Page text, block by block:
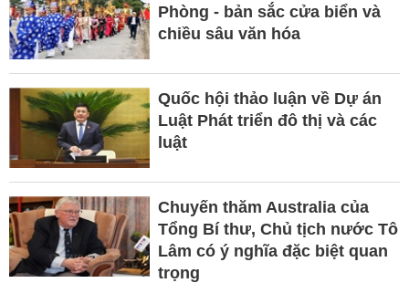
Phòng - bản sắc cửa biển và
chiều sâu văn hóa
Quốc hội thảo luận về Dự án
Luật Phát triển đô thị và các
luật
Chuyến thăm Australia của
Tổng Bí thư, Chủ tịch nước Tô
Lâm có ý nghĩa đặc biệt quan
trọng